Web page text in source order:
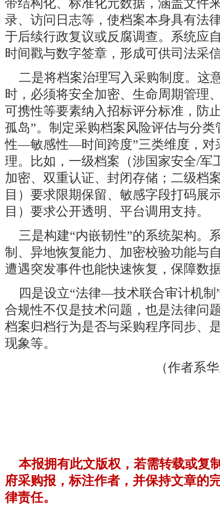
带结构化、标准化元数据，涵盖文件
录、访问日志等，使档案本身具有法
于后续行政复议或反腐调查。系统应
时间戳与数字签章，形成可供司法采
二是将档案治理写入采购制度。这
时，必须将安全加密、生命周期管理
可携性等要素纳入招标评分标准，防
孤岛”。制定采购档案风险评估与分
性—敏感性—时间跨度”三类维度，对
理。比如，一级档案（涉国家安全/军
加密、双重认证、封闭存储；二级档
目）要求限期保留、敏感字段打码展
目）要求公开透明、平台调用支持。
三是构建“内嵌韧性”的系统架构。
制、异地恢复能力、加密校验功能与
遭遇突发事件也能快速恢复，保障数
四是设立“法律—技术联合审计机
合规性不仅是技术问题，也是法律问
档案归档行为是否与采购程序同步、
现象等。
（作者系
本报拥有此文版权，若需转载或复
府采购报，标注作者，并保持文章的
律责任。